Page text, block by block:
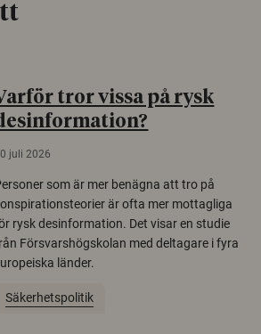
tror vissa på rysk
juli 2026
som är mer benägna att tro på
är ofta mer mottagliga
rysk desinformation. Det visar en studie
Försvarshögskolan med deltagare i fyra
länder.
Säkerhetspolitik